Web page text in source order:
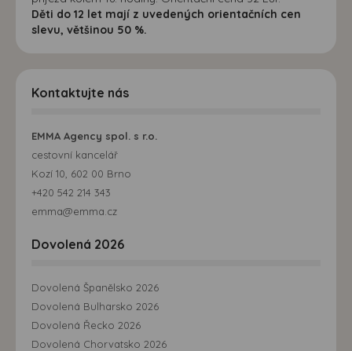
Děti do 12 let mají z uvedených orientačních cen
slevu, většinou 50 %.
Kontaktujte nás
EMMA Agency spol. s r.o.
cestovní kancelář
Kozí 10, 602 00 Brno
+420 542 214 343
emma@emma.cz
Dovolená 2026
Dovolená Španělsko 2026
Dovolená Bulharsko 2026
Dovolená Řecko 2026
Dovolená Chorvatsko 2026